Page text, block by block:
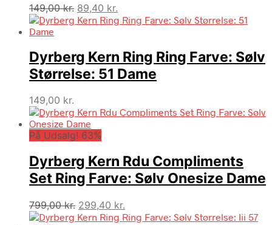
149,00kr. Den
oprindelige
149,00 kr..
89,40 kr.
aktuelle
89,40 kr..
Dyrberg Kern Ring Ring Farve: Sølv
Størrelse: 51 Dame
149,00 kr.
På Udsalg! 63%
Dyrberg Kern Rdu Compliments
Set Ring Farve: Sølv Onesize Dame
799,00kr. Den
oprindelige
299,40 kr.
aktuelle